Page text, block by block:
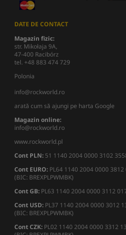
DATE DE CONTACT
Magazin fizic:
str. Mikołaja 9A,
47-400 Racibórz
tel. +48 883 474 729
Polonia
info@rockworld.ro
arată cum să ajungi pe harta Google
Magazin online:
info@rockworld.ro
www.rockworld.pl
Cont PLN: 51 1140 2004 0000 3102
Cont EURO: PL64 1140 2004 0000
(BIC: BREXPLPWMBK)
Cont GB: PL63 1140 2004 0000 3112
Cont USD: PL37 1140 2004 0000 3012
(BIC: BREXPLPWMBK)
Cont CZK: PL02 1140 2004 0000 3312